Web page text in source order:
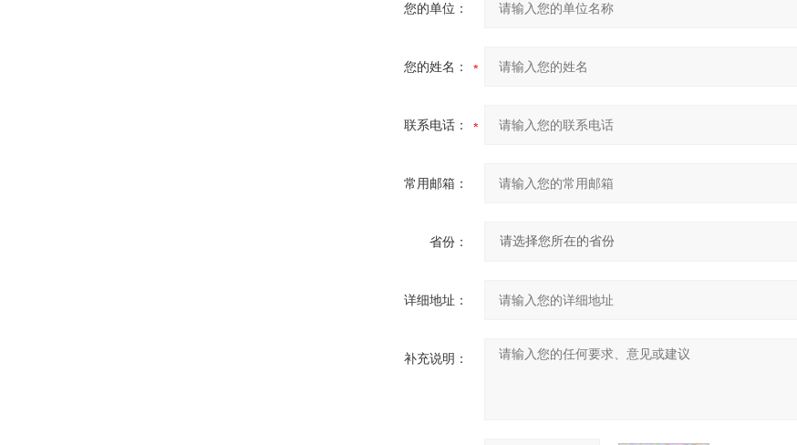
您的单位：
您的姓名：
联系电话：
常用邮箱：
省份：
详细地址：
补充说明：